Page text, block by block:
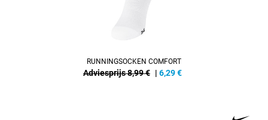
RUNNINGSOCKEN COMFORT
Adviesprijs 8,99 € | 6,29€